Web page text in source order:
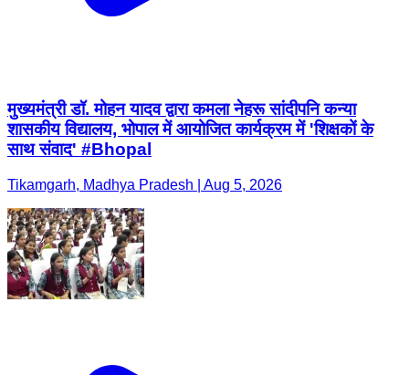
मुख्यमंत्री डॉ. मोहन यादव द्वारा कमला नेहरू सांदीपनि कन्या
शासकीय विद्यालय, भोपाल में आयोजित कार्यक्रम में 'शिक्षकों के
साथ संवाद' #Bhopal
Tikamgarh, Madhya Pradesh | Aug 5, 2026